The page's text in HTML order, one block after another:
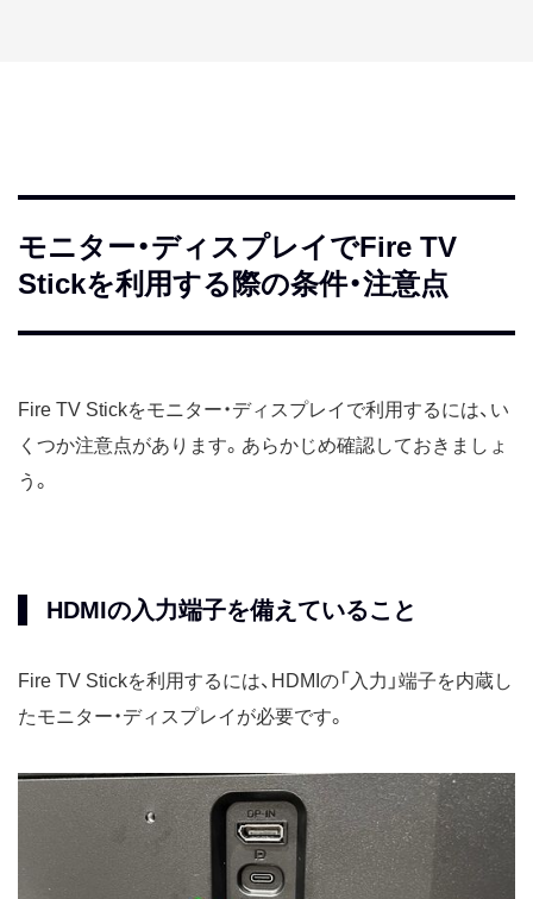
モニター・ディスプレイでFire TV
Stickを利用する際の条件・注意点
Fire TV Stickをモニター・ディスプレイで利用するには、い
くつか注意点があります。あらかじめ確認しておきましょ
う。
HDMIの入力端子を備えていること
Fire TV Stickを利用するには、HDMIの「入力」端子を内蔵し
たモニター・ディスプレイが必要です。